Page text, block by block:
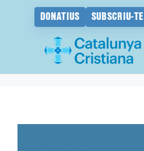
DONATIUS SUBSCRIU-TE